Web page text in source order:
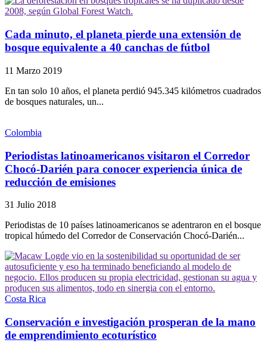
Cada minuto, el planeta pierde una extensión de
bosque equivalente a 40 canchas de fútbol
11 Marzo 2019
En tan solo 10 años, el planeta perdió 945.345 kilómetros cuadrados
de bosques naturales, un...
Colombia
Periodistas latinoamericanos visitaron el Corredor
Chocó-Darién para conocer experiencia única de
reducción de emisiones
31 Julio 2018
Periodistas de 10 países latinoamericanos se adentraron en el bosque
tropical húmedo del Corredor de Conservación Chocó-Darién...
Costa Rica
Conservación e investigación prosperan de la mano
de emprendimiento ecoturístico